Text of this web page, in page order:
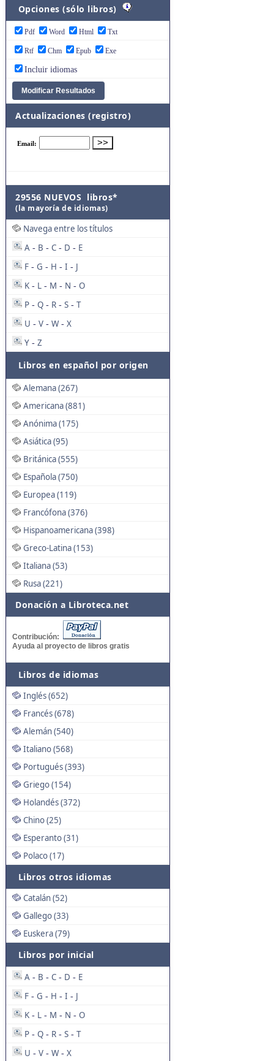
Opciones (sólo libros)
Pdf Word Html Txt
Rtf Chm Epub Exe
Incluir idiomas
Actualizaciones (registro)
29556 NUEVOS libros*
(la mayoría de idiomas)
Navega entre los títulos
A - B - C - D - E
F - G - H - I - J
K - L - M - N - O
P - Q - R - S - T
U - V - W - X
Y - Z
Libros en español por origen
Alemana (267)
Americana (881)
Anónima (175)
Asiática (95)
Británica (555)
Española (750)
Europea (119)
Francófona (376)
Hispanoamericana (398)
Greco-Latina (153)
Italiana (53)
Rusa (221)
Donación a Libroteca.net
Contribución:
Ayuda al proyecto de libros gratis
Libros de idiomas
Inglés (652)
Francés (678)
Alemán (540)
Italiano (568)
Portugués (393)
Griego (154)
Holandés (372)
Chino (25)
Esperanto (31)
Polaco (17)
Libros otros idiomas
Catalán (52)
Gallego (33)
Euskera (79)
Libros por inicial
A - B - C - D - E
F - G - H - I - J
K - L - M - N - O
P - Q - R - S - T
U - V - W - X